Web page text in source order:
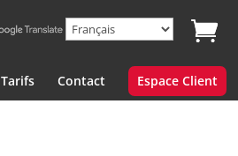
Tarifs Contact Espace Client